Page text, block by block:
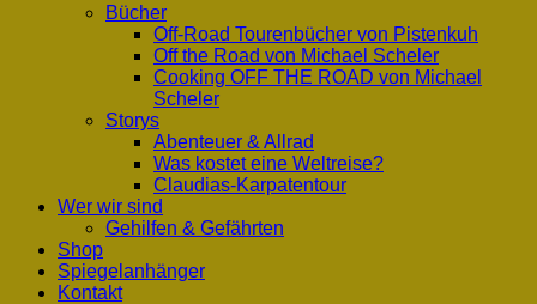
Bücher
Off-Road Tourenbücher von Pistenkuh
Off the Road von Michael Scheler
Cooking OFF THE ROAD von Michael
Scheler
Storys
Abenteuer & Allrad
Was kostet eine Weltreise?
Claudias-Karpatentour
Wer wir sind
Gehilfen & Gefährten
Shop
Spiegelanhänger
Kontakt